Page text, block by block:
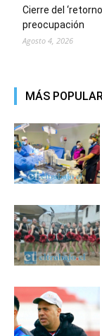
Cierre del
preocupación
Agosto 4, 2026
MÁS